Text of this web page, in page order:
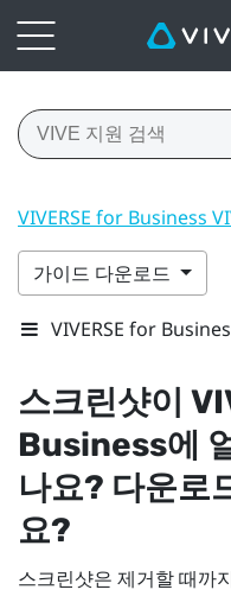
VIVERSE for Business
가이드 다운로드
VIVERSE for
스크린샷이
Business에
나요? 다운로
요?
스크린샷은 제거할 때까